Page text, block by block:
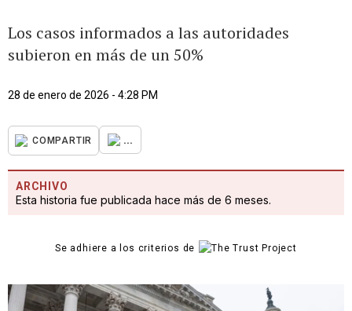
Los casos informados a las autoridades
subieron en más de un 50%
28 de enero de 2026 - 4:28 PM
COMPARTIR ...
ARCHIVO
Esta historia fue publicada hace más de 6 meses.
Se adhiere a los criterios de